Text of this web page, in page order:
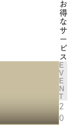
お
得
な
サ
ー
ビ
ス
E
V
E
N
T
2
0